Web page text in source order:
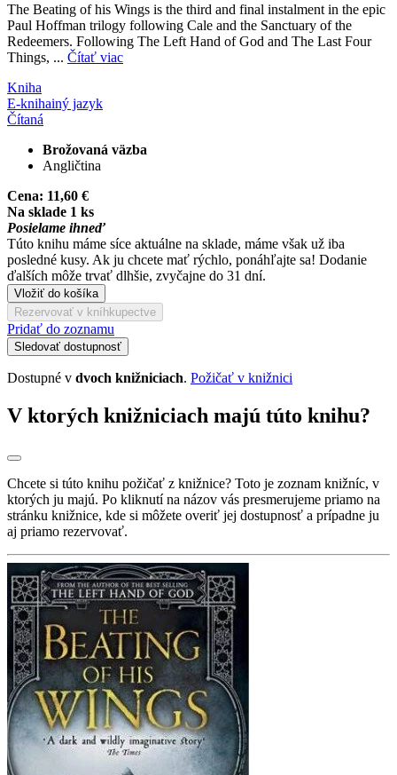
The Beating of his Wings is the third and final instalment in the epic
Paul Hoffman trilogy following Cale and the Sanctuary of the
Redeemers. Following The Left Hand of God and The Last Four
Things, ... Čítať viac
Kniha
E-knihainý jazyk
Čítaná
Brožovaná väzba
Angličtina
Cena: 11,60 €
Na sklade 1 ks
Posielame ihneď
Túto knihu máme síce aktuálne na sklade, máme však už iba
posledné kusy. Ak ju chcete mať rýchlo, ponáhľajte sa! Dodanie
ďalších môže trvať dlhšie, zvyčajne do 31 dní.
Vložiť do košíka
Rezervovať v kníhkupectve
Pridať do zoznamu
Sledovať dostupnosť
Dostupné v dvoch knižniciach. Požičať v knižnici
V ktorých knižniciach majú túto knihu?
Chcete si túto knihu požičať z knižnice? Toto je zoznam knižníc, v
ktorých ju majú. Po kliknutí na názov vás presmerujeme priamo na
stránku knižnice, kde si môžete overiť jej dostupnosť a prípadne ju
aj priamo rezervovať.